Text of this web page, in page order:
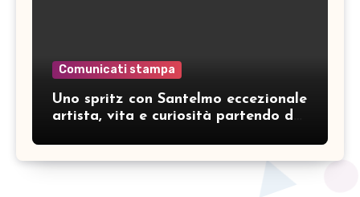
Comunicati stampa
Uno spritz con Santelmo eccezionale
artista, vita e curiosità partendo da